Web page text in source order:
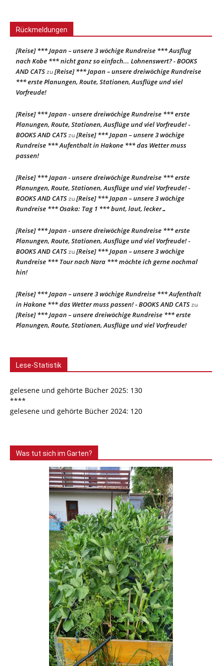
Rückmeldungen
[Reise] *** Japan – unsere 3 wöchige Rundreise *** Ausflug
nach Kobe *** nicht ganz so einfach... Lohnenswert? - BOOKS
AND CATSzu[Reise] *** Japan – unsere dreiwöchige Rundreise
*** erste Planungen, Route, Stationen, Ausflüge und viel
Vorfreude!
[Reise] *** Japan - unsere dreiwöchige Rundreise *** erste
Planungen, Route, Stationen, Ausflüge und viel Vorfreude! -
BOOKS AND CATSzu[Reise] *** Japan – unsere 3 wöchige
Rundreise *** Aufenthalt in Hakone *** das Wetter muss
passen!
[Reise] *** Japan - unsere dreiwöchige Rundreise *** erste
Planungen, Route, Stationen, Ausflüge und viel Vorfreude! -
BOOKS AND CATSzu[Reise] *** Japan – unsere 3 wöchige
Rundreise *** Osaka: Tag 1 *** bunt, laut, lecker…
[Reise] *** Japan - unsere dreiwöchige Rundreise *** erste
Planungen, Route, Stationen, Ausflüge und viel Vorfreude! -
BOOKS AND CATSzu[Reise] *** Japan – unsere 3 wöchige
Rundreise *** Tour nach Nara *** möchte ich gerne nochmal
hin!
[Reise] *** Japan – unsere 3 wöchige Rundreise *** Aufenthalt
in Hakone *** das Wetter muss passen! - BOOKS AND CATSzu
[Reise] *** Japan – unsere dreiwöchige Rundreise *** erste
Planungen, Route, Stationen, Ausflüge und viel Vorfreude!
Lese-Statistik
gelesene und gehörte Bücher 2025: 130
****
gelesene und gehörte Bücher 2024: 120
Was tut sich im Garten?